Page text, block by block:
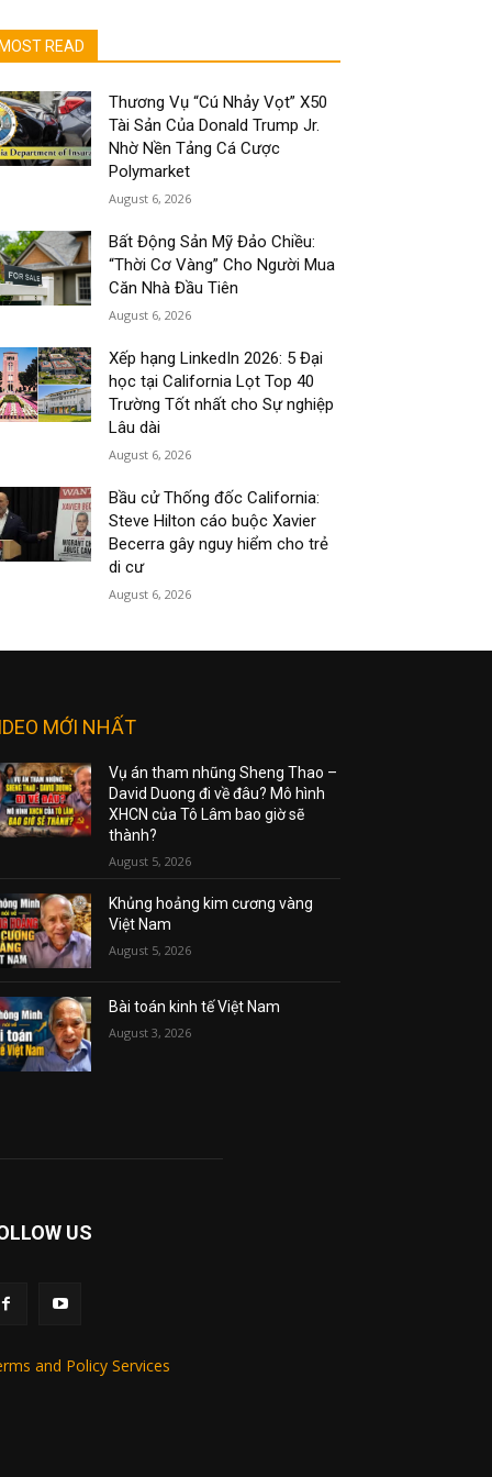
MOST READ
Thương Vụ “Cú Nhảy Vọt” X50
Tài Sản Của Donald Trump Jr.
Nhờ Nền Tảng Cá Cược
Polymarket
August 6, 2026
Bất Động Sản Mỹ Đảo Chiều:
“Thời Cơ Vàng” Cho Người Mua
Căn Nhà Đầu Tiên
August 6, 2026
Xếp hạng LinkedIn 2026: 5 Đại
học tại California Lọt Top 40
Trường Tốt nhất cho Sự nghiệp
Lâu dài
August 6, 2026
Bầu cử Thống đốc California:
Steve Hilton cáo buộc Xavier
Becerra gây nguy hiểm cho trẻ
di cư
August 6, 2026
MỚI NHẤT
Vụ án tham nhũng Sheng Thao –
David Duong đi về đâu? Mô hình
XHCN của Tô Lâm bao giờ sẽ
thành?
August 5, 2026
Khủng hoảng kim cương vàng
Việt Nam
August 5, 2026
Bài toán kinh tế Việt Nam
August 3, 2026
US
and Policy Services